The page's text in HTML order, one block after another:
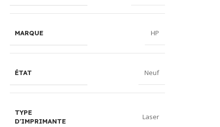
MARQUE HP
ÉTAT Neuf
TYPE
D'IMPRIMANTE
Laser